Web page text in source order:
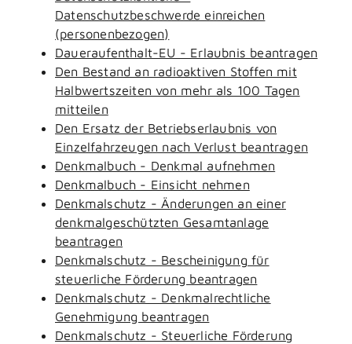
Datenschutzbeschwerde einreichen
(personenbezogen)
Daueraufenthalt-EU - Erlaubnis beantragen
Den Bestand an radioaktiven Stoffen mit
Halbwertszeiten von mehr als 100 Tagen
mitteilen
Den Ersatz der Betriebserlaubnis von
Einzelfahrzeugen nach Verlust beantragen
Denkmalbuch - Denkmal aufnehmen
Denkmalbuch - Einsicht nehmen
Denkmalschutz - Änderungen an einer
denkmalgeschützten Gesamtanlage
beantragen
Denkmalschutz - Bescheinigung für
steuerliche Förderung beantragen
Denkmalschutz - Denkmalrechtliche
Genehmigung beantragen
Denkmalschutz - Steuerliche Förderung